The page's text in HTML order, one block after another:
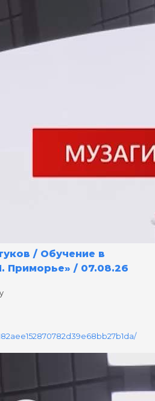
/ Обучение в
Приморье» / 07.08.26